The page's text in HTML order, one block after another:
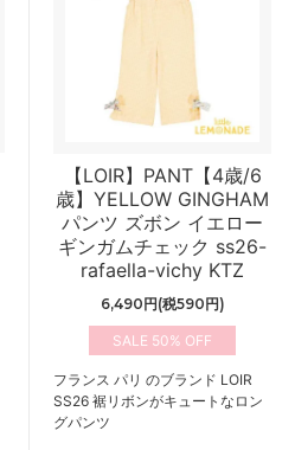
【LOIR】PANT【4歳/6
歳】YELLOW GINGHAM
パンツ ズボン イエロー
ギンガムチェック ss26-
rafaella-vichy KTZ
6,490円(税590円)
50%
フランス パリ のブランド LOIR
SS26 裾リボンがキュートなロン
グパンツ